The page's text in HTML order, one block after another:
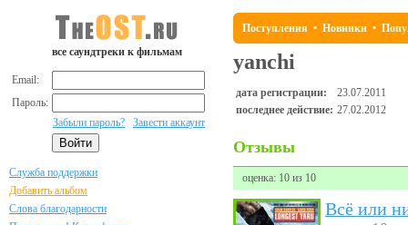
все саундтреки к фильмам
Email:
Пароль:
Забыли пароль?
Завести аккаунт
Служба поддержки
Добавить альбом
Слова благодарности
Поступления • Новинки •
yanchi
дата регистрации:
23.07.2011
последнее действие: 27.02.2012
Отзывы
оценка: 10 из 10
Всё или